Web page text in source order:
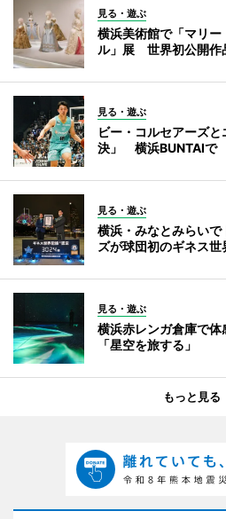
見る・遊ぶ
横浜美術館で「マリー
ル」展 世界初公開作
見る・遊ぶ
ビー・コルセアーズ
決」 横浜BUNTAIで
見る・遊ぶ
横浜・みなとみらい
ズが球団初のギネス世
見る・遊ぶ
横浜赤レンガ倉庫で
「星空を旅する」
もっと見る